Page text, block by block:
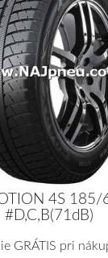
4S 185/
#D,C,B(71dB)
GRÁTIS pri